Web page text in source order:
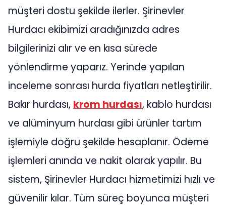
müşteri dostu şekilde ilerler. Şirinevler
Hurdacı ekibimizi aradığınızda adres
bilgilerinizi alır ve en kısa sürede
yönlendirme yaparız. Yerinde yapılan
inceleme sonrası hurda fiyatları netleştirilir.
Bakır hurdası, krom hurdası, kablo hurdası
ve alüminyum hurdası gibi ürünler tartım
işlemiyle doğru şekilde hesaplanır. Ödeme
işlemleri anında ve nakit olarak yapılır. Bu
sistem, Şirinevler Hurdacı hizmetimizi hızlı ve
güvenilir kılar. Tüm süreç boyunca müşteri